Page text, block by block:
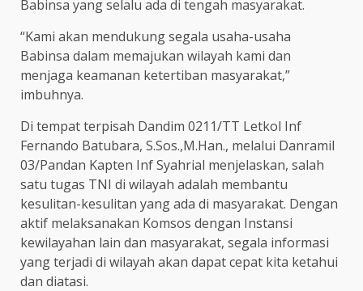
Babinsa yang selalu ada di tengah masyarakat.
“Kami akan mendukung segala usaha-usaha
Babinsa dalam memajukan wilayah kami dan
menjaga keamanan ketertiban masyarakat,”
imbuhnya.
Di tempat terpisah Dandim 0211/TT Letkol Inf
Fernando Batubara, S.Sos.,M.Han., melalui Danramil
03/Pandan Kapten Inf Syahrial menjelaskan, salah
satu tugas TNI di wilayah adalah membantu
kesulitan-kesulitan yang ada di masyarakat. Dengan
aktif melaksanakan Komsos dengan Instansi
kewilayahan lain dan masyarakat, segala informasi
yang terjadi di wilayah akan dapat cepat kita ketahui
dan diatasi.